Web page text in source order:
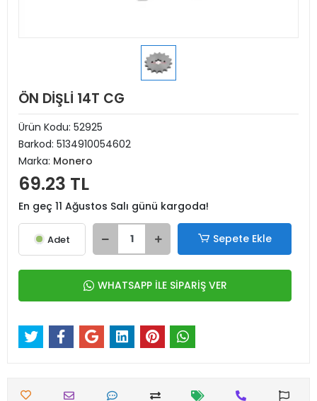
ÖN DİŞLİ 14T CG
Ürün Kodu: 52925
Barkod: 5134910054602
Marka: Monero
69.23 TL
En geç 11 Ağustos Salı günü kargoda!
Adet Sepete Ekle
WHATSAPP İLE SİPARİŞ VER